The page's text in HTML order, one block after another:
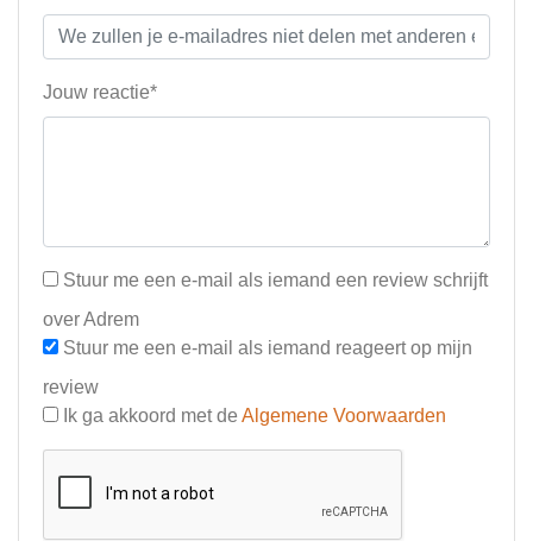
Jouw reactie*
Stuur me een e-mail als iemand een review schrijft
over Adrem
Stuur me een e-mail als iemand reageert op mijn
review
Ik ga akkoord met de Algemene Voorwaarden